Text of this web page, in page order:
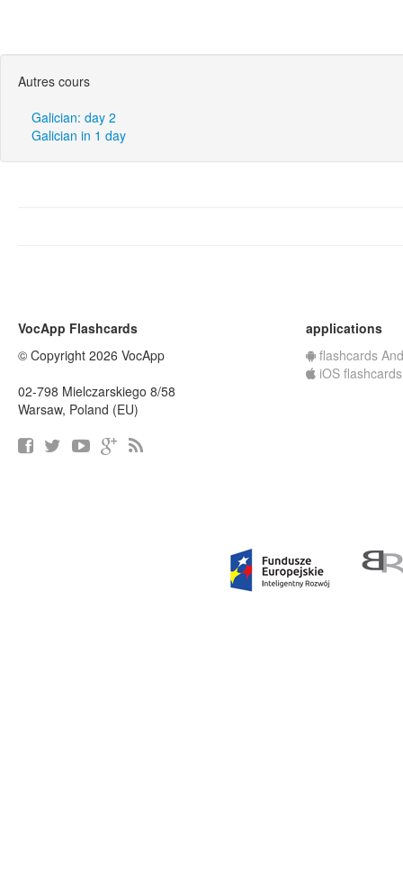
Autres cours
Galician: day 2
Galician in 1 day
VocApp Flashcards
© Copyright 2026 VocApp
02-798 Mielczarskiego 8/58
Warsaw, Poland (EU)
applications
flashcards
iOS flashcards